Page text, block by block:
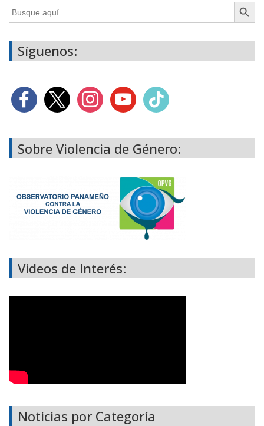
Buscar:
Síguenos:
Sobre Violencia de Género:
Videos de Interés:
Noticias por Categoría